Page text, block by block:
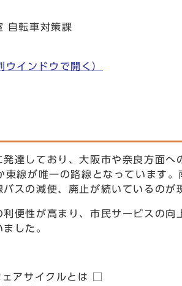
自転車対策課
ウインドウで開く）
達しており、大阪市や奈良方面
東線が唯一の路線となっています
スの減便、廃止が続いているのが
便性が高まり、市民サービスの
した。
アサイクルとは □